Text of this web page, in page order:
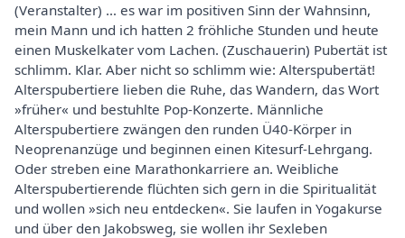
(Veranstalter) … es war im positiven Sinn der Wahnsinn,
mein Mann und ich hatten 2 fröhliche Stunden und heute
einen Muskelkater vom Lachen. (Zuschauerin) Pubertät ist
schlimm. Klar. Aber nicht so schlimm wie: Alterspubertät!
Alterspubertiere lieben die Ruhe, das Wandern, das Wort
»früher« und bestuhlte Pop-Konzerte. Männliche
Alterspubertiere zwängen den runden Ü40-Körper in
Neoprenanzüge und beginnen einen Kitesurf-Lehrgang.
Oder streben eine Marathonkarriere an. Weibliche
Alterspubertierende flüchten sich gern in die Spiritualität
und wollen »sich neu entdecken«. Sie laufen in Yogakurse
und über den Jakobsweg, sie wollen ihr Sexleben